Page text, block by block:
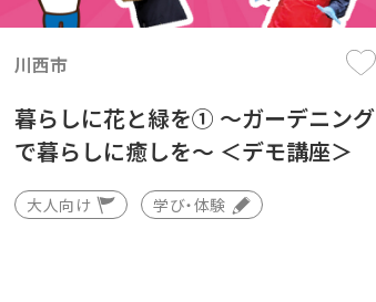
川西市
暮らしに花と緑を① ～ガーデニング
で暮らしに癒しを～ ＜デモ講座＞
大人向け 学び・体験